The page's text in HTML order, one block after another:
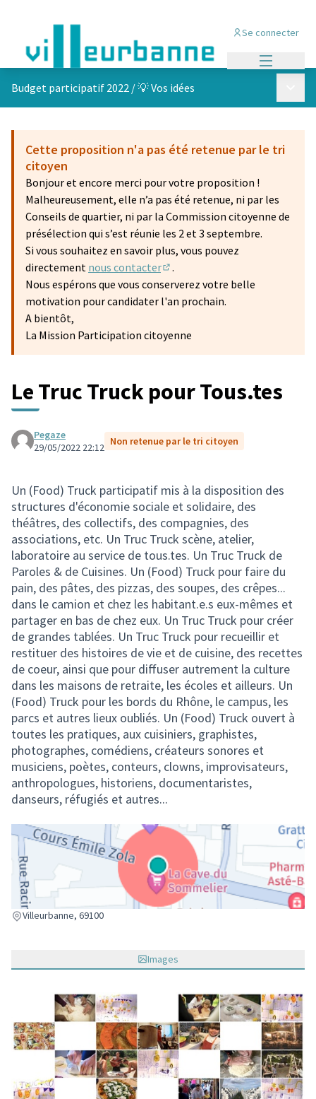
Se connecter
Budget participatif 2022 /💡 Vos idées
Cette proposition n'a pas été retenue par le tri
citoyen
Bonjour et encore merci pour votre proposition !
Malheureusement, elle n’a pas été retenue, ni par les
Conseils de quartier, ni par la Commission citoyenne de
présélection qui s’est réunie les 2 et 3 septembre.
Si vous souhaitez en savoir plus, vous pouvez
directement nous contacter
(S'ouvre dans un nouvel onglet)
.
Nous espérons que vous conserverez votre belle
motivation pour candidater l'an prochain.
A bientôt,
La Mission Participation citoyenne
Le Truc Truck pour Tous.tes
Pegaze
29/05/2022 22:12 Non retenue par le tri citoyen
Un (Food) Truck participatif mis à la disposition des
structures d'économie sociale et solidaire, des
théâtres, des collectifs, des compagnies, des
associations, etc. Un Truc Truck scène, atelier,
laboratoire au service de tous.tes. Un Truc Truck de
Paroles & de Cuisines. Un (Food) Truck pour faire du
pain, des pâtes, des pizzas, des soupes, des crêpes...
dans le camion et chez les habitant.e.s eux-mêmes et
partager en bas de chez eux. Un Truc Truck pour créer
de grandes tablées. Un Truc Truck pour recueillir et
restituer des histoires de vie et de cuisine, des recettes
de coeur, ainsi que pour diffuser autrement la culture
dans les maisons de retraite, les écoles et ailleurs. Un
(Food) Truck pour les bords du Rhône, le campus, les
parcs et autres lieux oubliés. Un (Food) Truck ouvert à
toutes les pratiques, aux cuisiniers, graphistes,
photographes, comédiens, créateurs sonores et
musiciens, poètes, conteurs, clowns, improvisateurs,
anthropologues, historiens, documentaristes,
danseurs, réfugiés et autres...
Villeurbanne, 69100
(Lien externe)
Images